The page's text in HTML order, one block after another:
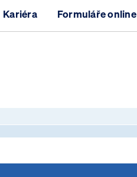
Kariéra Formuláře online